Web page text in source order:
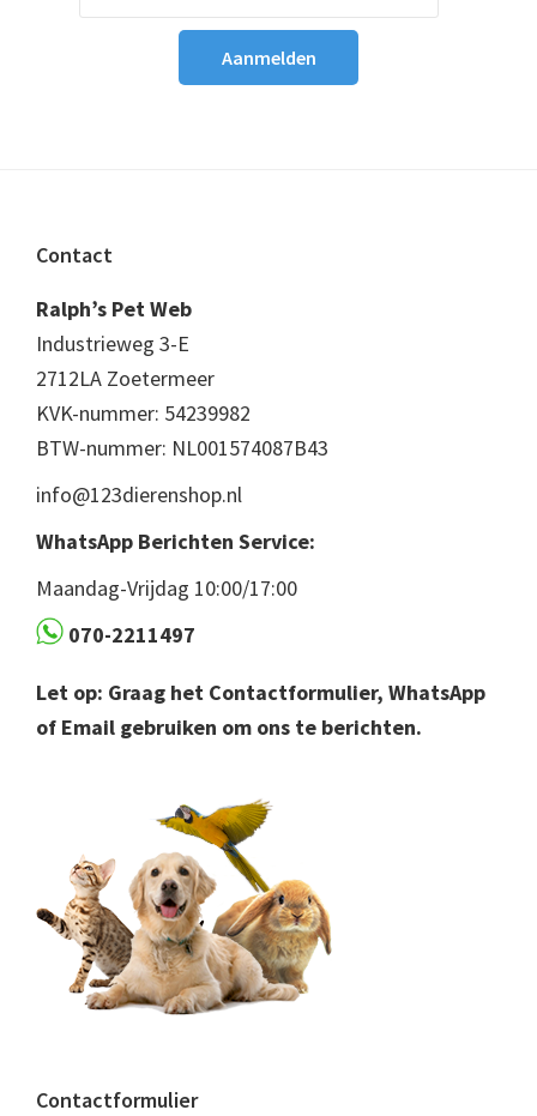
Footer
Contact
Ralph’s Pet Web
Industrieweg 3-E
2712LA Zoetermeer
KVK-nummer: 54239982
BTW-nummer: NL001574087B43
info@123dierenshop.nl
WhatsApp Berichten Service:
Maandag-Vrijdag 10:00/17:00
070-2211497
Let op: Graag het Contactformulier, WhatsApp
of Email gebruiken om ons te berichten.
Contactformulier